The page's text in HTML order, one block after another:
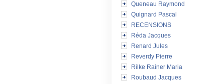
Queneau Raymond
Quignard Pascal
RECENSIONS
Réda Jacques
Renard Jules
Reverdy Pierre
Rilke Rainer Maria
Roubaud Jacques